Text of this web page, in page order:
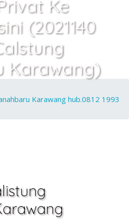
Ke
(2021140
Karawang)
Karawang hub.0812 1993